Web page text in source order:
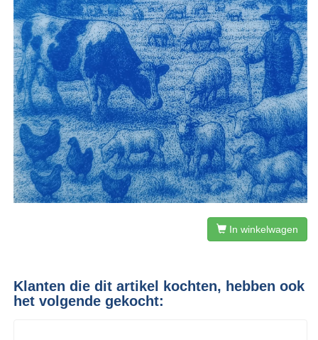
In winkelwagen
Klanten die dit artikel kochten, hebben ook
het volgende gekocht: